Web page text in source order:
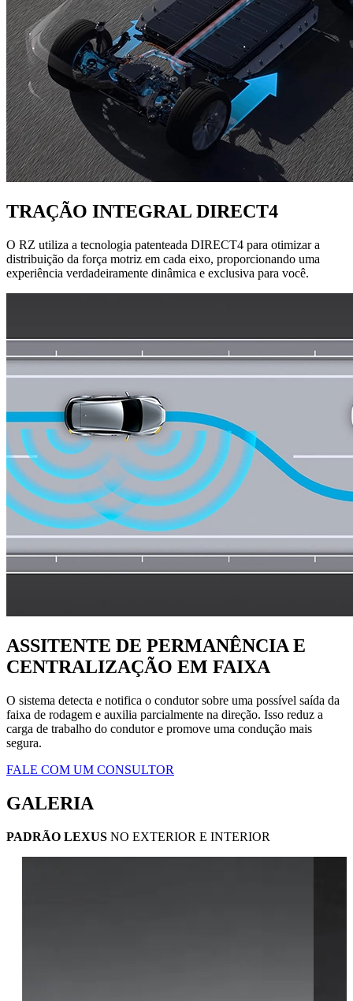
TRAÇÃO INTEGRAL DIRECT4
O RZ utiliza a tecnologia patenteada DIRECT4 para otimizar a
distribuição da força motriz em cada eixo, proporcionando uma
experiência verdadeiramente dinâmica e exclusiva para você.
ASSITENTE DE PERMANÊNCIA E
CENTRALIZAÇÃO EM FAIXA
O sistema detecta e notifica o condutor sobre uma possível saída da
faixa de rodagem e auxilia parcialmente na direção. Isso reduz a
carga de trabalho do condutor e promove uma condução mais
segura.
FALE COM UM CONSULTOR
GALERIA
PADRÃO LEXUS NO EXTERIOR E INTERIOR